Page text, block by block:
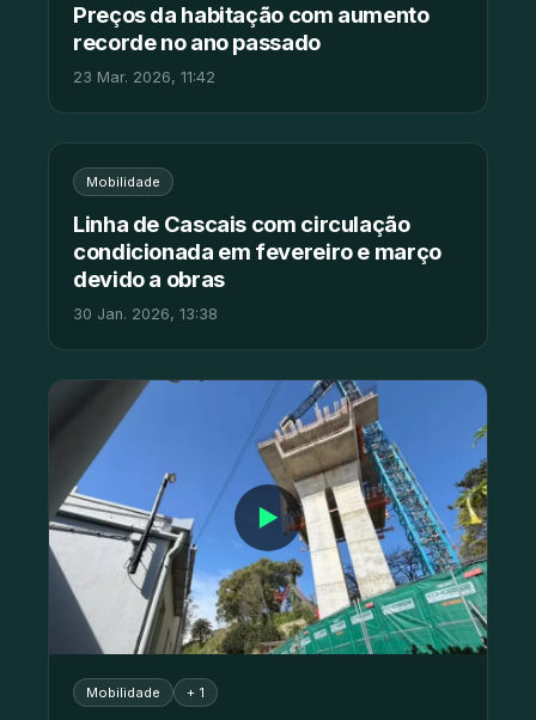
Preços da habitação com aumento
recorde no ano passado
23 Mar. 2026, 11:42
Mobilidade
Linha de Cascais com circulação
condicionada em fevereiro e março
devido a obras
30 Jan. 2026, 13:38
▶
Mobilidade + 1